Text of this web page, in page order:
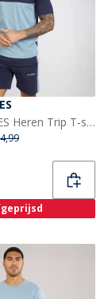
JACK & JONES Heren Trip T-shirt En Korte Broek Set Navy Blazer